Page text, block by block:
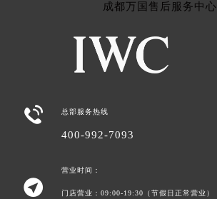
成都万国售后服务中心
 总部服务热线
400-992-7093

营业时间：
门店营业：09:00-19:30（节假日正常营业）